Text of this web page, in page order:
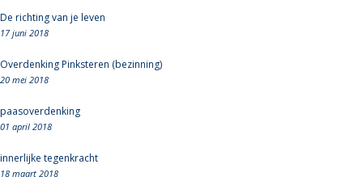
De richting van je leven
17 juni 2018
Overdenking Pinksteren (bezinning)
20 mei 2018
paasoverdenking
01 april 2018
innerlijke tegenkracht
18 maart 2018